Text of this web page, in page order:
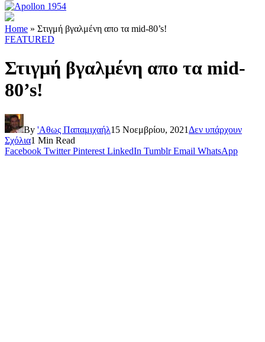
Home » Στιγμή βγαλμένη απο τα mid-80’s!
FEATURED
Στιγμή βγαλμένη απο τα mid-
80’s!
By 'Αθως Παπαμιχαήλ15 Νοεμβρίου, 2021 Δεν υπάρχουν
Σχόλια1 Min Read
Facebook Twitter Pinterest LinkedIn Tumblr Email WhatsApp